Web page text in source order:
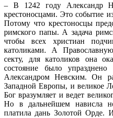
– В 1242 году Александр
крестоносцами. Это событие
Потому что крестоносцы
римского папы. А задача
чтобы всех христиан
католиками. А
секту, для католиков она
состояние было
Александром Невским. Он
Западной Европы, и великое
Бог вразумляет и ведет
Но в дальнейшем нависла
платила дань Золотой Орде.